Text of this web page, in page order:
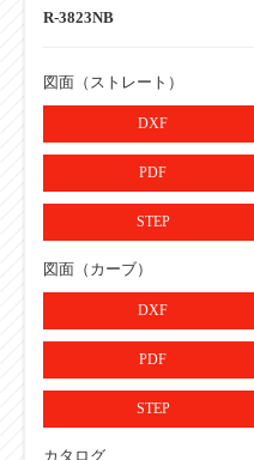
DXF
PDF
STEP
DXF
PDF
STEP